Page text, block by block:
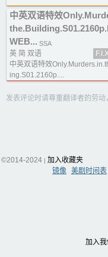
加入我
中英双语特效
WEB... SSA
英 简 双语
中英双语特效
ing.S01.2160p....
发表评论时请尊重翻译者的劳动
©2014-2024 | 加入收藏夹
镜像 美剧时间表